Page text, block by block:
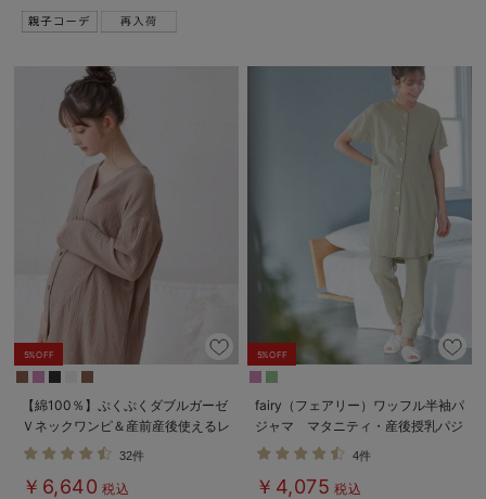
5%OFF
【綿100％】ぷくぷくダブルガーゼ
Ｖネックワンピ＆産前産後使えるレ
ギンスパジャマ マタニティ・授乳
パジャマ【親子コーデ可】
32件
￥6,640 税込
5%OFF
fairy（フェアリー）ワッフル半袖パ
ジャマ マタニティ・産後授乳パジ
ャマ【出産後も長く使える】
4件
￥4,075 税込